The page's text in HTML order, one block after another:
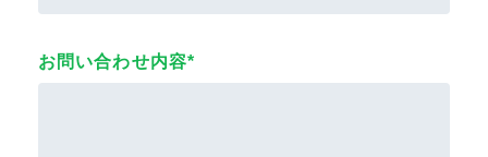
お問い合わせ内容*